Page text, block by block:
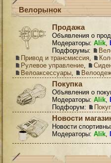
Велорынок
Продажа
Объявления о
Модераторы: Alik,
Подфорумы:
Привод и трансмиссия,
Рулевое управление,
Велоаксессуары,
Покупка
Объявления о
Модераторы: Alik,
Подфорум:
Новости
Новости
Модераторы: Alik,